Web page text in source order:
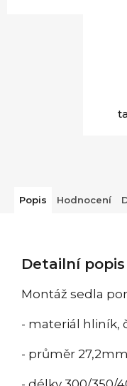
Popis Hodnocení
Detailní
Montáž sedla
- materiál hliník,
- průměr 27,2mm